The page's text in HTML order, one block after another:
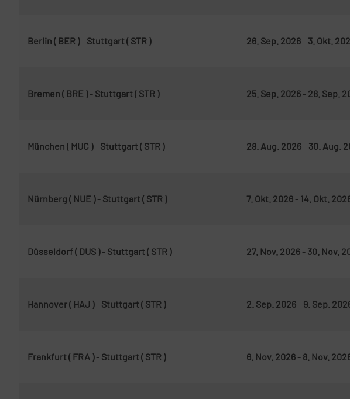
Berlin ( BER )- Stuttgart ( STR ) 26. Sep. 2026 - 3. Okt.
Bremen ( BRE )- Stuttgart ( STR ) 25. Sep. 2026 - 28. Sep.
München ( MUC )- Stuttgart ( STR ) 28. Aug. 2026 - 30. Aug.
Nürnberg ( NUE )- Stuttgart ( STR ) 7. Okt. 2026 - 14. Okt.
Düsseldorf ( DUS )- Stuttgart ( STR ) 27. Nov. 2026 - 30. Nov.
Hannover ( HAJ )- Stuttgart ( STR ) 2. Sep. 2026 - 9. Sep.
Frankfurt ( FRA )- Stuttgart ( STR ) 6. Nov. 2026 - 8. Nov.